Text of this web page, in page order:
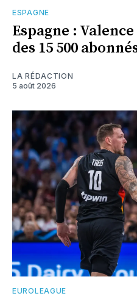
ESPAGNE
Espagne :
des 15 500
LA RÉDACTION
5 août 2026
EUROLEAGUE